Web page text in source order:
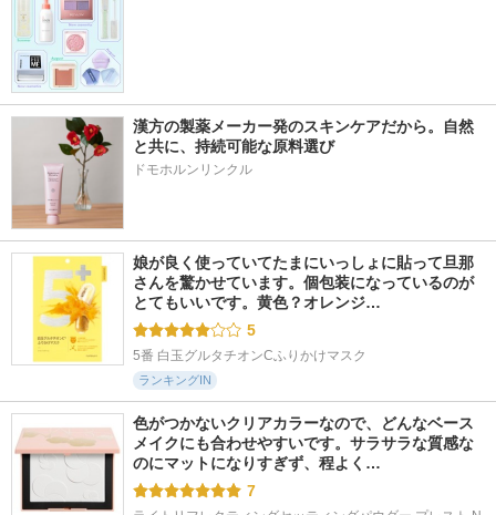
漢方の製薬メーカー発のスキンケアだから。自然
と共に、持続可能な原料選び
ドモホルンリンクル
娘が良く使っていてたまにいっしょに貼って旦那
さんを驚かせています。個包装になっているのが
とてもいいです。黄色？オレンジ…
5
5番 白玉グルタチオンCふりかけマスク
ランキングIN
色がつかないクリアカラーなので、どんなベース
メイクにも合わせやすいです。サラサラな質感な
のにマットになりすぎず、程よく…
7